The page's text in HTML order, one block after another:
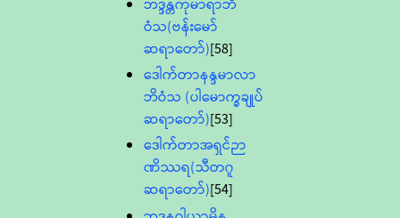
ဘဒ္ဒန္တကုမာရာဘိ
ဝံသ(ဗန်းမော်
ဆရာတော်)[58]
ဒေါက်တာနန္ဒမာလာ
ဘိဝံသ (ပါမောက္ခချုပ်
ဆရာတော်)[53]
ဒေါက်တာအရှင်ဉာ
ဏိဿရ(သီတဂူ
ဆရာတော်)[54]